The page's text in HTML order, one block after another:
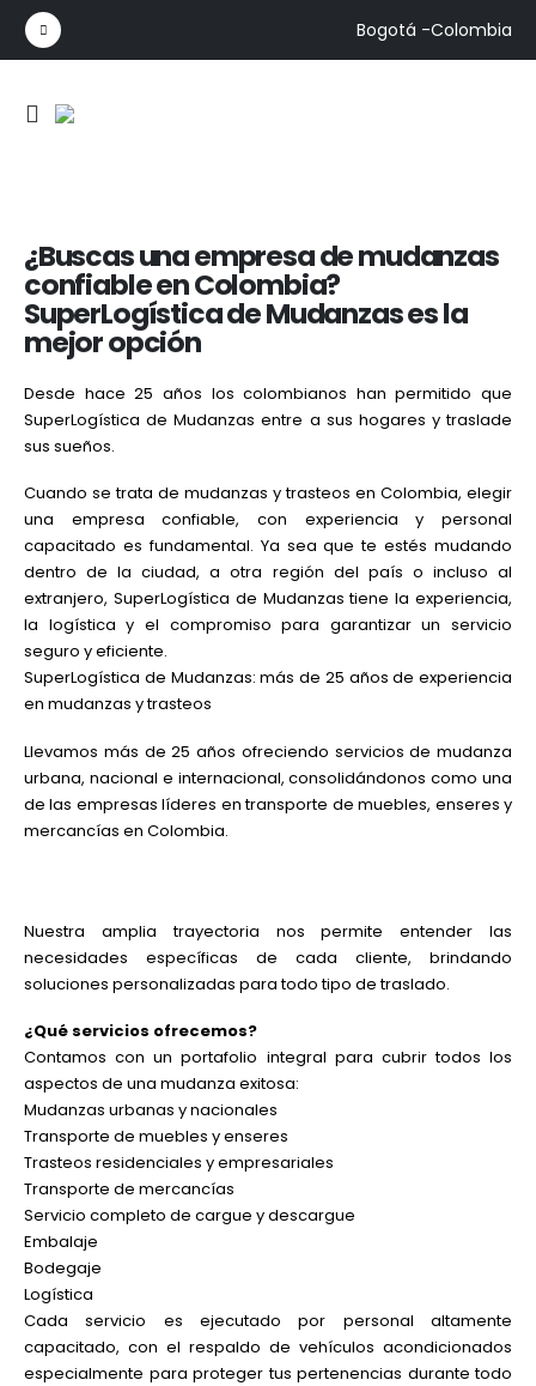
Bogotá -Colombia
¿Buscas una empresa de mudanzas
confiable en Colombia?
SuperLogística de Mudanzas es la
mejor opción
Desde hace 25 años los colombianos han permitido que
SuperLogística de Mudanzas entre a sus hogares y traslade
sus sueños.
Cuando se trata de mudanzas y trasteos en Colombia, elegir
una empresa confiable, con experiencia y personal
capacitado es fundamental. Ya sea que te estés mudando
dentro de la ciudad, a otra región del país o incluso al
extranjero, SuperLogística de Mudanzas tiene la experiencia,
la logística y el compromiso para garantizar un servicio
seguro y eficiente.
SuperLogística de Mudanzas: más de 25 años de experiencia
en mudanzas y trasteos
Llevamos más de 25 años ofreciendo servicios de mudanza
urbana, nacional e internacional, consolidándonos como una
de las empresas líderes en transporte de muebles, enseres y
mercancías en Colombia.
Nuestra amplia trayectoria nos permite entender las
necesidades específicas de cada cliente, brindando
soluciones personalizadas para todo tipo de traslado.
¿Qué servicios ofrecemos?
Contamos con un portafolio integral para cubrir todos los
aspectos de una mudanza exitosa:
Mudanzas urbanas y nacionales
Transporte de muebles y enseres
Trasteos residenciales y empresariales
Transporte de mercancías
Servicio completo de cargue y descargue
Embalaje
Bodegaje
Logística
Cada servicio es ejecutado por personal altamente
capacitado, con el respaldo de vehículos acondicionados
especialmente para proteger tus pertenencias durante todo